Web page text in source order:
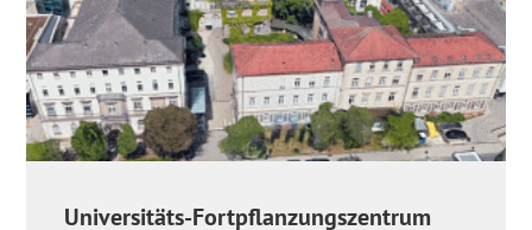
Universitäts-Fortpflanzungszentrum